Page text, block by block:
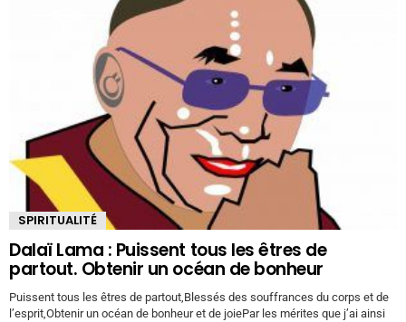
SPIRITUALITÉ
Dalaï Lama : Puissent tous les êtres de
partout. Obtenir un océan de bonheur
Puissent tous les êtres de partout,Blessés des souffrances du corps et de
l’esprit,Obtenir un océan de bonheur et de joiePar les mérites que j’ai ainsi